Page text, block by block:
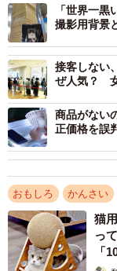
の念仏」を配した
月１５日からＪＲ
日だけで約１４０
ところが、配布後
カリ」などで出回
点以上が出品され
高額で売られてい
「世界一
撮影用背景
接客しない
ぜ人気？
商品がない
正価格を誤
おもしろ かんさい
猫
っ
「